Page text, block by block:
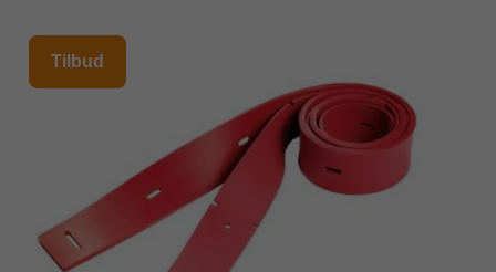
Tilbud